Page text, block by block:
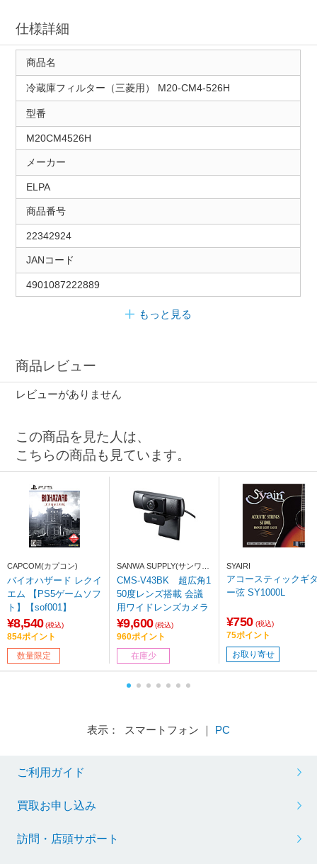
仕様詳細
商品名
冷蔵庫フィルター（三菱用） M20-CM4-526H
型番
M20CM4526H
メーカー
ELPA
商品番号
22342924
JANコード
4901087222889
もっと見る
商品レビュー
レビューがありません
この商品を見た人は、
こちらの商品も見ています。
CAPCOM(カプコン)
バイオハザード レクイ
エム 【PS5ゲームソフ
ト】【sof001】
¥8,540 (税込)
854ポイント
数量限定
SANWA SUPPLY(サンワサ
プライ)
CMS-V43BK 超広角1
50度レンズ搭載 会議
用ワイドレンズカメラ
¥9,600 (税込)
960ポイント
在庫少
SYAIRI
アコースティックギ
ー弦 SY1000L
¥750 (税込)
75ポイント
お取り寄せ
表示： スマートフォン ｜ PC
ご利用ガイド
買取お申し込み
訪問・店頭サポート